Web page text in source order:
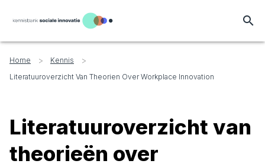
search
Home > Kennis >
Literatuuroverzicht Van Theorien Over Workplace Innovation
Literatuuroverzicht van
theorieën over